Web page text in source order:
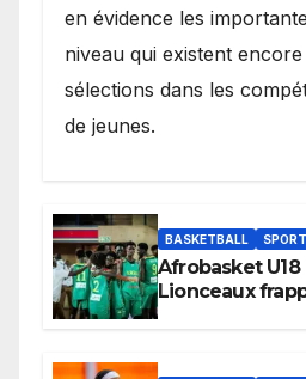
en évidence les
niveau qui existent
sélections dans les
de jeunes.
BASKETBALL SPORT
Afrobasket
Lionceaux